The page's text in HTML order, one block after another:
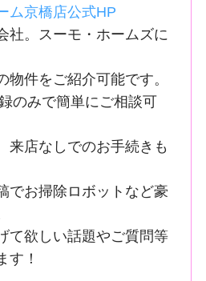
ム京橋店公式HP
社。スーモ・ホームズに
物件をご紹介可能です。
のみで簡単にご相談可
来店なしでのお手続きも
でお掃除ロボットなど豪
て欲しい話題やご質問等
す！